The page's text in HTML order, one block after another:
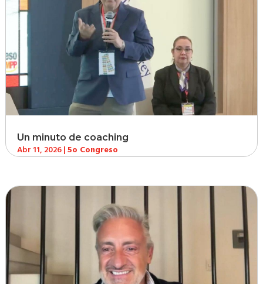
Un minuto de coaching
Abr 11, 2026|5o Congreso